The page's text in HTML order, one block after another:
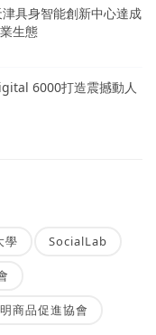
具身智能創新中心達成
生態
6000打造震撼動人
學 SocialLab
商品促進協會